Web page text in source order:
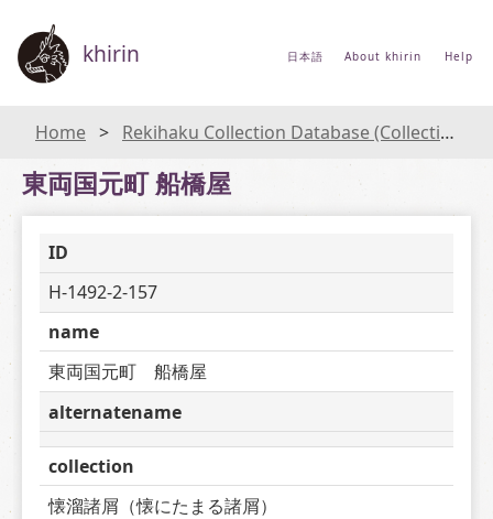
khirin 日本語 About khirin Help
Home Rekihaku Collection Database (Collections Database of the National Museum of Japanese History)
東両国元町 船橋屋
ID
H-1492-2-157
name
東両国元町　船橋屋
alternatename
collection
懐溜諸屑（懐にたまる諸屑）